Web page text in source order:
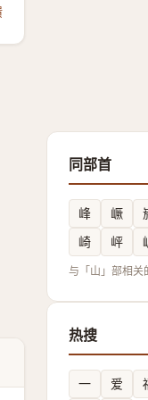
同部首
峰 嶥
崎
岼
与「山」部相关
热搜
一 爱